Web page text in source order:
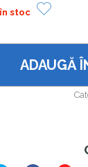
în stoc
ADAUGĂ